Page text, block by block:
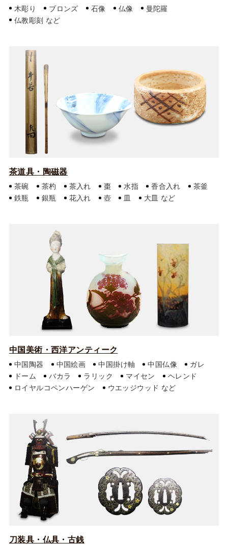
木彫り ブロンズ 石像 仏像
曼陀羅
仏教彫刻
茶道具・陶磁器
茶碗 茶杓 茶入れ 棗 水指 香合入れ
茶釜
鉄瓶
銀瓶 花入れ 壺 皿 大皿
中国美術・西洋アンティーク
中国陶器 中国絵画 中国掛け軸 中国仏像
ガレ
ドーム
バカラ ラリック マイセン
ヘレンド
ロイヤルコペンハーゲン
ウエッジウッド
刀装具・仏具・古銭